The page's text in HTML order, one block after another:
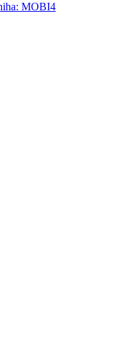
MOBI4